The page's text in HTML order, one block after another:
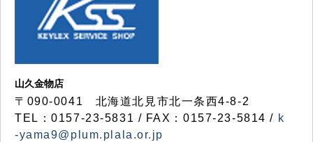
山久金物店
〒090-0041 北海道北見市北一条西4-8-2
TEL：0157-23-5831 / FAX：0157-23-5814 / k
-yama9@plum.plala.or.jp